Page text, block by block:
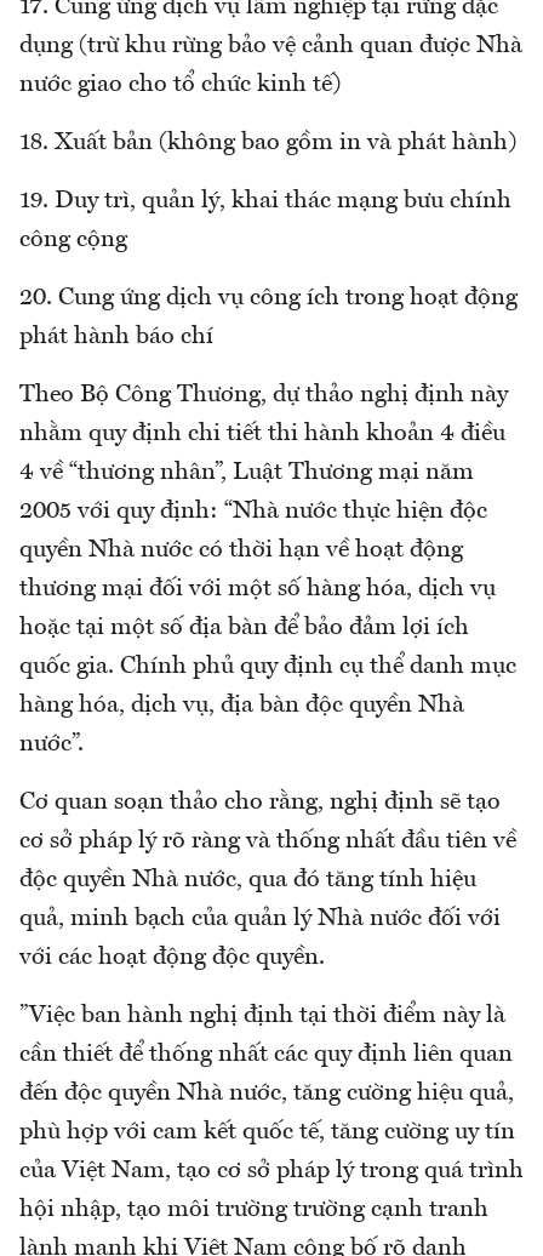
17. Cung ứng dịch vụ lâm nghiệp tại rừng đặc
dụng (trừ khu rừng bảo vệ cảnh quan được Nhà
nước giao cho tổ chức kinh tế)
18. Xuất bản (không bao gồm in và phát hành)
19. Duy trì, quản lý, khai thác mạng bưu chính
công cộng
20. Cung ứng dịch vụ công ích trong hoạt động
phát hành báo chí
Theo Bộ Công Thương, dự thảo nghị định này
nhằm quy định chi tiết thi hành khoản 4 điều
4 về “thương nhân”, Luật Thương mại năm
2005 với quy định: “Nhà nước thực hiện độc
quyền Nhà nước có thời hạn về hoạt động
thương mại đối với một số hàng hóa, dịch vụ
hoặc tại một số địa bàn để bảo đảm lợi ích
quốc gia. Chính phủ quy định cụ thể danh mục
hàng hóa, dịch vụ, địa bàn độc quyền Nhà
nước”.
Cơ quan soạn thảo cho rằng, nghị định sẽ tạo
cơ sở pháp lý rõ ràng và thống nhất đầu tiên về
độc quyền Nhà nước, qua đó tăng tính hiệu
quả, minh bạch của quản lý Nhà nước đối với
với các hoạt động độc quyền.
”Việc ban hành nghị định tại thời điểm này là
cần thiết để thống nhất các quy định liên quan
đến độc quyền Nhà nước, tăng cường hiệu quả,
phù hợp với cam kết quốc tế, tăng cường uy tín
của Việt Nam, tạo cơ sở pháp lý trong quá trình
hội nhập, tạo môi trường trường cạnh tranh
lành mạnh khi Việt Nam công bố rõ danh